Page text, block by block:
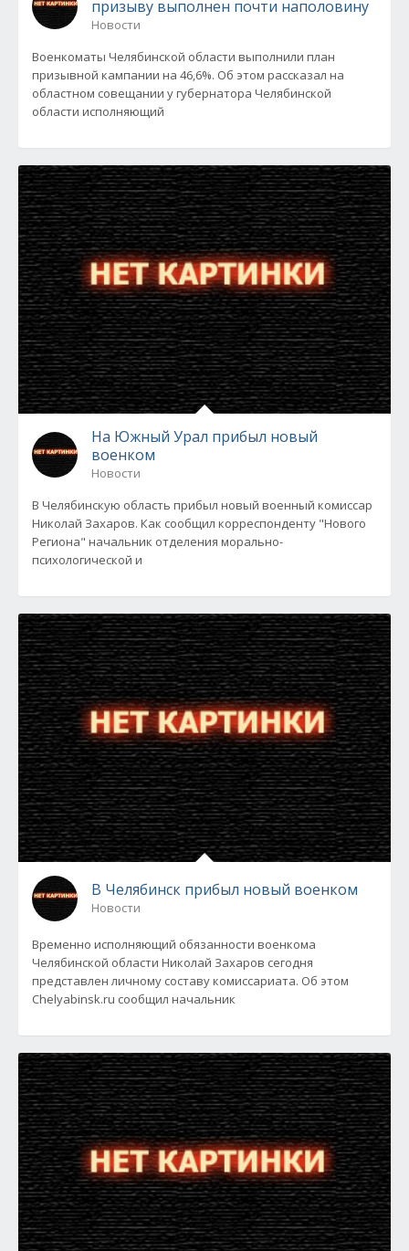
призыву выполнен почти наполовину
Новости
Военкоматы Челябинской области выполнили план
призывной кампании на 46,6%. Об этом рассказал на
областном совещании у губернатора Челябинской
области исполняющий
На Южный Урал прибыл новый
военком
Новости
В Челябинскую область прибыл новый военный комиссар
Николай Захаров. Как сообщил корреспонденту "Нового
Региона" начальник отделения морально-
психологической и
В Челябинск прибыл новый военком
Новости
Временно исполняющий обязанности военкома
Челябинской области Николай Захаров сегодня
представлен личному составу комиссариата. Об этом
Chelyabinsk.ru сообщил начальник